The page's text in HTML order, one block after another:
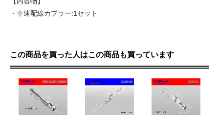
・車速配線カプラー:1セット
この商品を買った人はこの商品も買っています